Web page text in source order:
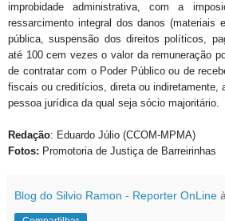
improbidade administrativa, com a
ressarcimento integral dos danos (materiais
pública, suspensão dos direitos políticos,
até 100 cem vezes o valor da remuneração
de contratar com o Poder Público ou de
fiscais ou creditícios, direta ou indiretamente,
pessoa jurídica da qual seja sócio majoritário.
Redação: Eduardo Júlio (CCOM-MPMA)
Fotos: Promotoria de Justiça de Barreirinhas
Blog do Silvio Ramon - Reporter OnLine